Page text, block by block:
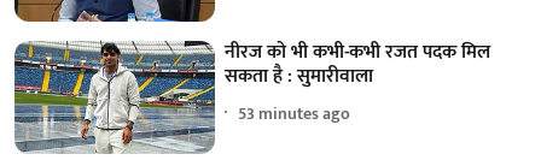
नीरज को भी कभी-कभी रजत पदक मिल
सकता है : सुमारीवाला
53 minutes ago